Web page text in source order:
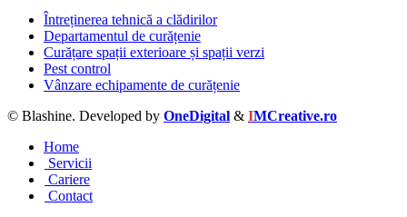
Întreținerea tehnică a clădirilor
Departamentul de curățenie
Curățare spații exterioare și spații verzi
Pest control
Vânzare echipamente de curățenie
© Blashine. Developed by OneDigital & IMCreative.ro
Home
Servicii
Cariere
Contact